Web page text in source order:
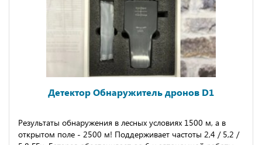
Детектор Обнаружитель дронов D1
Результаты обнаружения в лесных условиях 1500 м, а в
открытом поле - 2500 м! Поддерживает частоты 2,4 / 5,2 /